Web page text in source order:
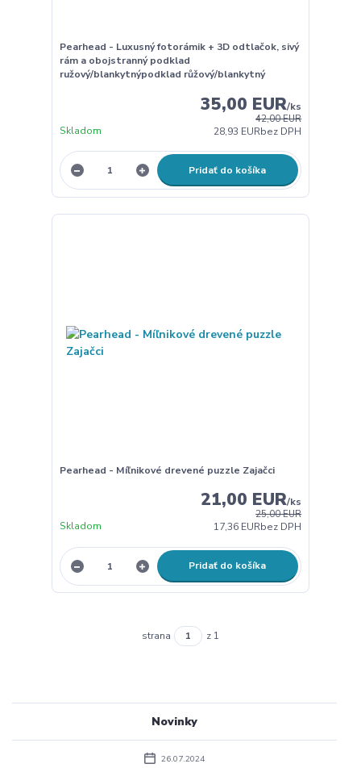
Pearhead - Luxusný fotorámik + 3D odtlačok, sivý
rám a obojstranný podklad
ružový/blankytnýpodklad růžový/blankytný
42,00 EUR
35,00 EUR/ks
28,93 EURbez DPH
Skladom
Pridať do košíka
Pearhead - Míľnikové drevené puzzle Zajačci
25,00 EUR
21,00 EUR/ks
17,36 EURbez DPH
Skladom
Pridať do košíka
strana z 1
Novinky
26.07.2024